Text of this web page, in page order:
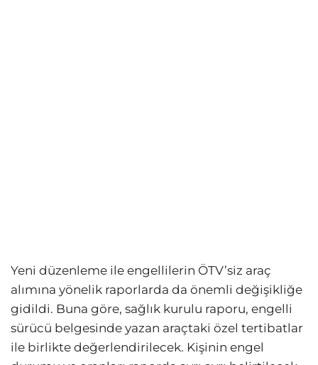
Yeni düzenleme ile engellilerin ÖTV’siz araç
alımına yönelik raporlarda da önemli değişikliğe
gidildi. Buna göre, sağlık kurulu raporu, engelli
sürücü belgesinde yazan araçtaki özel tertibatlar
ile birlikte değerlendirilecek. Kişinin engel